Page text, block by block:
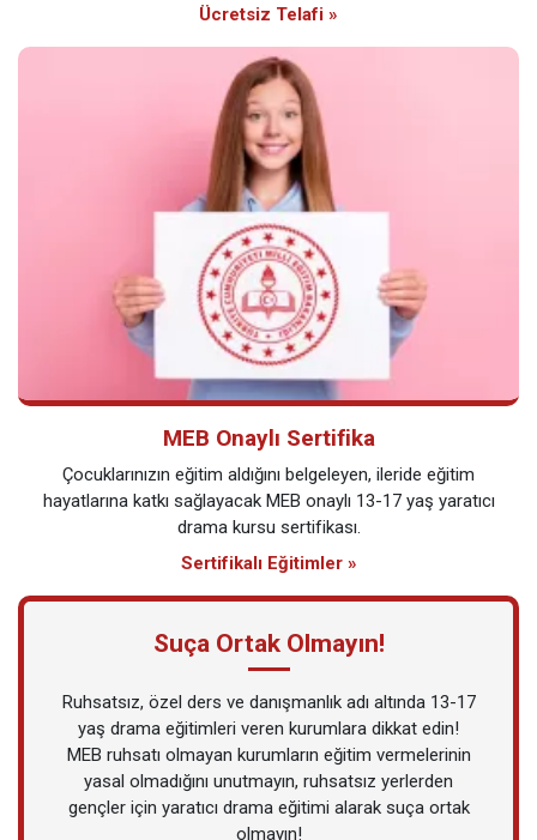
Ücretsiz Telafi »
MEB Onaylı Sertifika
Çocuklarınızın eğitim aldığını belgeleyen, ileride eğitim
hayatlarına katkı sağlayacak MEB onaylı 13-17 yaş yaratıcı
drama kursu sertifikası.
Sertifikalı Eğitimler »
Suça Ortak Olmayın!
Ruhsatsız, özel ders ve danışmanlık adı altında 13-17
yaş drama eğitimleri veren kurumlara dikkat edin!
MEB ruhsatı olmayan kurumların eğitim vermelerinin
yasal olmadığını unutmayın, ruhsatsız yerlerden
gençler için yaratıcı drama eğitimi alarak suça ortak
olmayın!